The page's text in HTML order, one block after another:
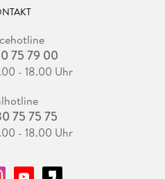
75 79 00
- 18.00 Uhr
75 75 75
- 18.00 Uhr